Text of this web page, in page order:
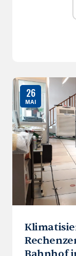
26
MAI